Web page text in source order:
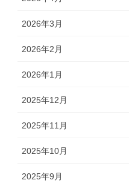
2026年3月
2026年2月
2026年1月
2025年12月
2025年11月
2025年10月
2025年9月